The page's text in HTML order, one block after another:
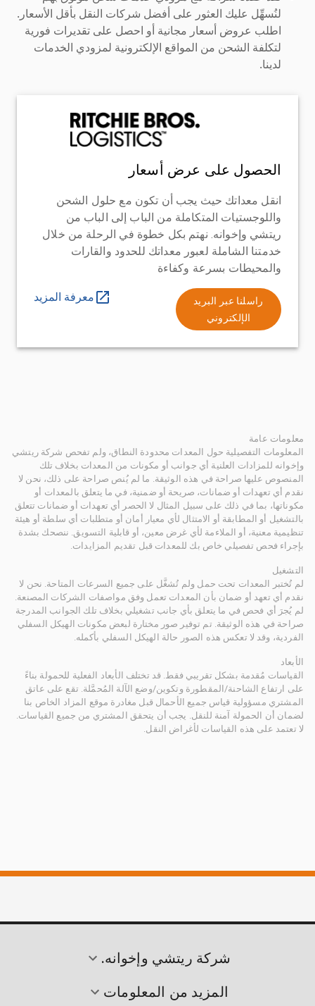
لنُسهِّل عليك العثور على أفضل شركات النقل بأقل الأسعار.
اطلب عروض أسعار مجانية أو احصل على تقديرات فورية
لتكلفة الشحن من المواقع الإلكترونية لمزودي الخدمات
لدينا.
الحصول على عرض أسعار
انقل معداتك حيث يجب أن تكون مع حلول الشحن
واللوجستيات المتكاملة من الباب إلى الباب من
ريتشي وإخوانه. نهتم بكل خطوة في الرحلة من خلال
خدمتنا الشاملة لعبور معداتك للحدود والقارات
والمحيطات بسرعة وكفاءة
راسلنا عبر البريد
الإلكتروني
معرفة المزيد
معلومات عامة
المعلومات التفصيلية حول المعدات محدودة النطاق، ولم تفحص شركة ريتشي
وإخوانه للمزادات العلنية أي جوانب أو مكونات من المعدات بخلاف تلك
المنصوص عليها صراحة في هذه الوثيقة. ما لم يُنص صراحة على ذلك، نحن لا
نقدم أي تعهدات أو ضمانات، صريحة أو ضمنية، في ما يتعلق بالمعدات أو
مكوناتها، بما في ذلك على سبيل المثال لا الحصر أي تعهدات أو ضمانات تتعلق
بالتشغيل أو المطابقة أو الامتثال لأي معيار أمان أو متطلبات أي سلطة أو هيئة
تنظيمية معنية، أو الملاءمة لأي غرض معين، أو قابلية التسويق. ننصحك بشدة
بإجراء فحص تفصيلي خاص بك للمعدات قبل تقديم المزايدات.
التشغيل
لم تُختبر المعدات تحت حمل ولم تُشغَّل على جميع السرعات المتاحة. نحن لا
نقدم أي تعهد أو ضمان بأن المعدات تعمل وفق مواصفات الشركات المصنعة.
لم يُجرَ أي فحص في ما يتعلق بأي جانب تشغيلي بخلاف تلك الجوانب المدرجة
صراحة في هذه الوثيقة. تم توفير صور مختارة لبعض مكونات الهيكل السفلي
الفردية، وقد لا تعكس هذه الصور حالة الهيكل السفلي بأكمله.
الأبعاد
القياسات مُقدمة بشكل تقريبي فقط. قد تختلف الأبعاد الفعلية للحمولة بناءً
على ارتفاع الشاحنة/المقطورة وتكوين/وضع الآلة المُحمَّلة. تقع على عاتق
المشتري مسؤولية قياس جميع الأحمال قبل مغادرة موقع المزاد الخاص بنا
لضمان أن الحمولة آمنة للنقل. يجب أن يتحقق المشتري من جميع القياسات.
لا تعتمد على هذه القياسات لأغراض النقل.
شركة ريتشي وإخوانه.
المزيد من المعلومات